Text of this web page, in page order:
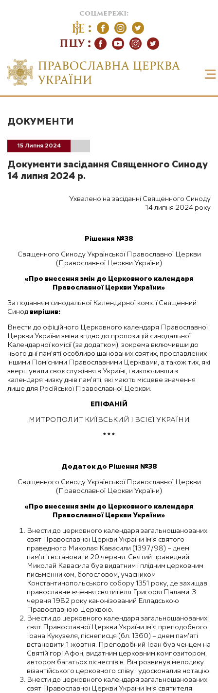
соцмережі:
ПЦУ
ДОКУМЕНТИ
15 Липня 2024
Документи засідання Священного Синоду
14 липня 2024 р.
Ухвалено на засіданні Священного Синоду
14 липня 2024 року
Рішення №38
Священного Синоду Української Православної Церкви
(Православної Церкви України)
«Про внесення змін до Церковного календаря
Православної Церкви України»
За поданням синодальної Календарної комісії Священний
Синод вирішив:
Внести до офіційного Церковного календаря Православної
Церкви України зміни згідно до пропозицій синодальної
Календарної комісії (за додатком), зокрема включивши до
нього дні пам’яті особливо шанованих святих, прославлених
іншими Помісними Православними Церквами, а також тих, які
звершували своє служіння в Україні, і виключивши з
календаря низку днів пам’яті, які мають місцеве значення
лише для Російської Православної Церкви.
ЕПІФАНІЙ
МИТРОПОЛИТ КИЇВСЬКИЙ І ВСІЄЇ УКРАЇНИ
* * *
Додаток до Рішення №38
Священного Синоду Української Православної Церкви
(Православної Церкви України)
«Про внесення змін до Церковного календаря
Православної Церкви України»
Внести до церковного календаря загальношанованих
свят Православної Церкви України ім’я святого
праведного Миколая Кавасили (1397/98) – днем
пам’яті встановити 20 червня. Святий праведний
Миколай Кавасила був видатним і плідним церковним
письменником, богословом, учасником
Константинопольського собору 1351 року, де захищав
православне вчення святителя Григорія Палами. 3
червня 1982 року канонізований Елладською
Православною Церквою.
Внести до церковного календаря загальношанованих
свят Православної Церкви України ім’я преподобного
Іоана Кукузеля, піснеписця (бл. 1360) – днем пам’яті
встановити 1 жовтня. Преподобний Іоан був ченцем на
Святій горі Афон, видатним церковним композитором,
автором багатьох піснеспівів. Він розвинув мелодику
візантійського церковного співу і удосконалив нотацію.
Внести до церковного календаря загальношанованих
свят Православної Церкви України ім’я святителя